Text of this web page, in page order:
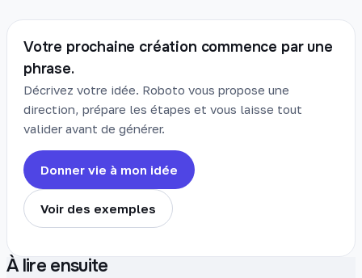
Votre prochaine création commence par une
phrase.
Décrivez votre idée. Roboto vous propose une
direction, prépare les étapes et vous laisse tout
valider avant de générer.
Donner vie à mon idée
Voir des exemples
À lire ensuite